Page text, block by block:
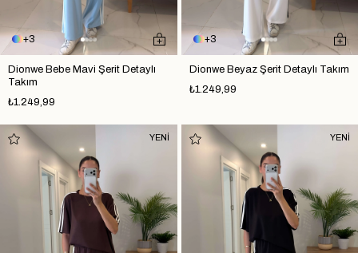
3
Dionwe Bebe Mavi Şerit Detaylı
Takım
₺1.249,99
3
Dionwe Beyaz Şerit Detaylı Takım
₺1.249,99
YENİ YENİ